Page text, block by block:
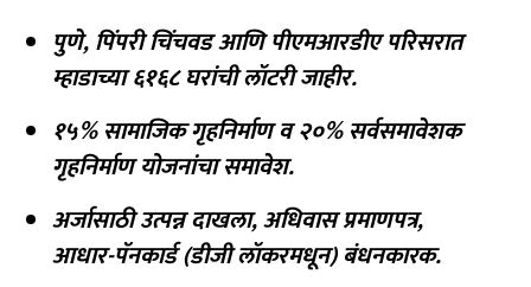
पुणे, पिंपरी चिंचवड आणि पीएमआरडीए परिसरात
म्हाडाच्या ६१६८ घरांची लॉटरी जाहीर.
१५% सामाजिक गृहनिर्माण व २०% सर्वसमावेशक
गृहनिर्माण योजनांचा समावेश.
अर्जासाठी उत्पन्न दाखला, अधिवास प्रमाणपत्र,
आधार-पॅनकार्ड (डीजी लॉकरमधून) बंधनकारक.